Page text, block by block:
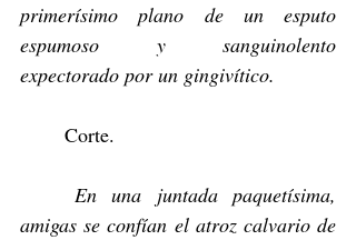
primerísimo plano de un esputo
espumoso y sanguinolento
expectorado por un gingivítico.
	Corte.
amigas se confían el atroz calvario de